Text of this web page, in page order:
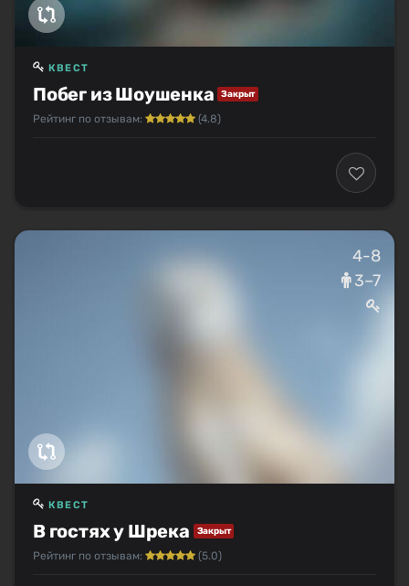
Побег из Шоушенка Закрыт
КВЕСТ
Рейтинг по отзывам: (4.8)
4-8
3–7
В гостях у Шрека Закрыт
КВЕСТ
Рейтинг по отзывам: (5.0)